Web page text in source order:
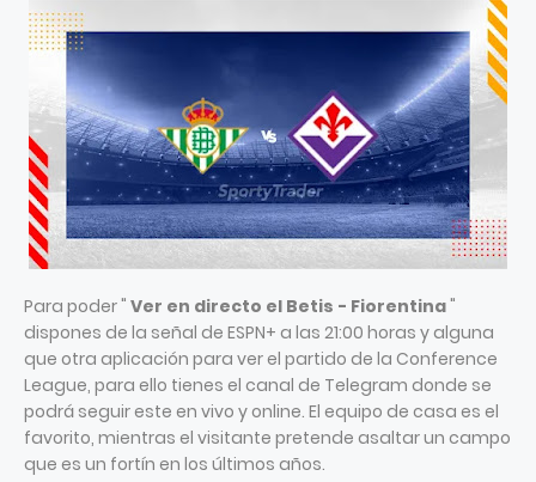
Para poder " Ver en directo el Betis - Fiorentina"
dispones de la señal de ESPN+ a las 21:00 horas y alguna
que otra aplicación para ver el partido de la Conference
League, para ello tienes el canal de Telegram donde se
podrá seguir este en vivo y online. El equipo de casa es el
favorito, mientras el visitante pretende asaltar un campo
que es un fortín en los últimos años.